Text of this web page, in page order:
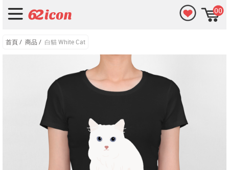
00
首頁/ 商品 / 白貓 White Cat